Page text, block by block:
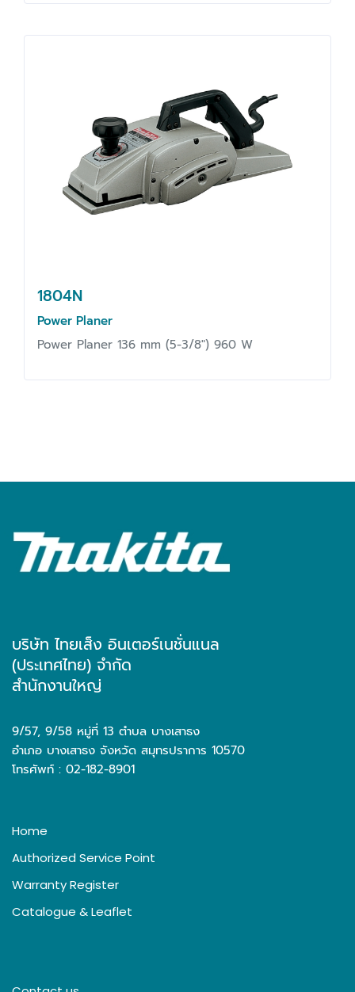
1804N
Power Planer
Power Planer 136 mm (5-3/8") 960 W
บริษัท ไทยเส็ง อินเตอร์เนชั่นแนล
(ประเทศไทย) จำกัด
สำนักงานใหญ่
9/57, 9/58 หมู่ที่ 13 ตำบล บางเสาธง
อำเภอ บางเสาธง จังหวัด สมุทรปราการ 10570
โทรศัพท์ : 02-182-8901
Home
Authorized Service Point
Warranty Register
Catalogue & Leaflet